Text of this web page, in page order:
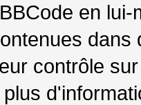
en
contrôle